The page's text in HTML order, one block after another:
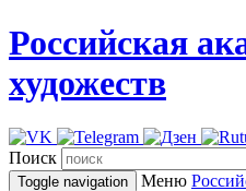
Российская
художеств
Поиск
Toggle navigation Меню